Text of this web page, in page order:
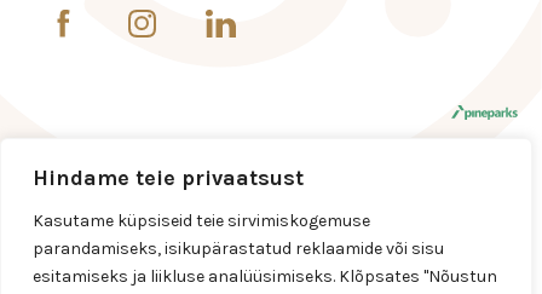
Hindame teie privaatsust
Kasutame küpsiseid teie sirvimiskogemuse
parandamiseks, isikupärastatud reklaamide või sisu
esitamiseks ja liikluse analüüsimiseks. Klõpsates "Nõustun